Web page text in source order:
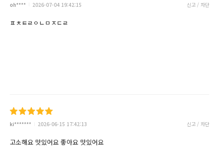
oh**** 2026-07-04 19:42:15 신고 / 차단
ㅍㅊㅌㄹㅇㄴㅁㅈㄷㄹ
ki******* 2026-06-15 17:42:13 신고 / 차단
고소해요 맛있어요 좋아요 맛있어요